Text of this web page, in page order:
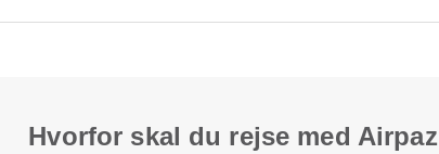
Hvorfor skal du rejse med Airpaz